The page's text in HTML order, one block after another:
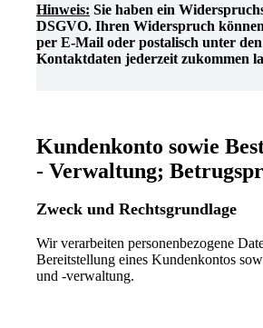
Hinweis: Sie haben ein
DSGVO. Ihren Widerspruch
per E-Mail oder postalisch unter den
Kontaktdaten jederzeit zukommen
Kundenkonto sowie
- Verwaltung;
Zweck und Rechtsgrundlage
Wir verarbeiten personenbezogene
Bereitstellung eines Kundenkontos
und -verwaltung.